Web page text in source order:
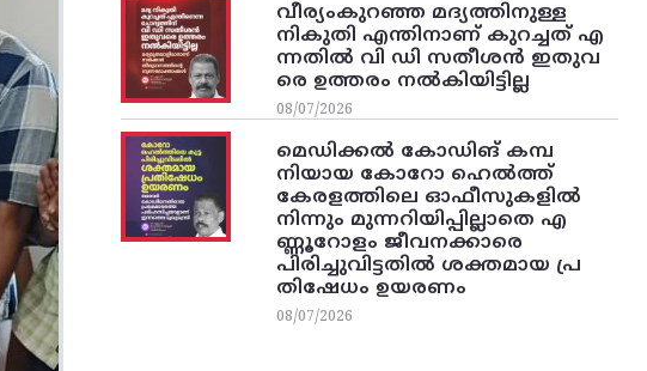
വീര്യംകുറഞ്ഞ മദ്യത്തിനുള്ള
നികുതി എന്തിനാണ് കുറച്ചത് എ
ന്നതിൽ വി ഡി സതീശൻ ഇതുവ
രെ ഉത്തരം നൽകിയിട്ടില്ല
08/07/2026
മെഡിക്കൽ കോഡിങ് കമ്പ
നിയായ കോറോ ഹെൽത്ത്
കേരളത്തിലെ ഓഫീസുകളിൽ
നിന്നും മുന്നറിയിപ്പില്ലാതെ എ
ണ്ണൂറോളം ജീവനക്കാരെ
പിരിച്ചുവിട്ടതിൽ‌ ശക്തമായ പ്ര
തിഷേധം ഉയരണം
08/07/2026